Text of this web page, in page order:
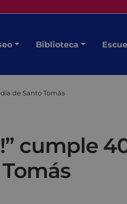
Biblioteca
de Santo Tomás
cumple